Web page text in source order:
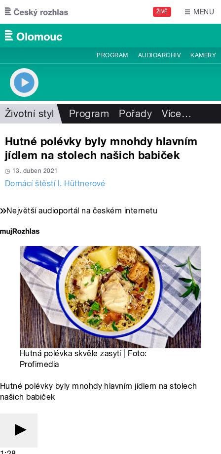
Přejít k hlavnímu obsahu
ŽIVĚ MENU
PROGRAM AUDIOARCHIV KAMERY
Životní styl Program Pořady Více…
Hutné polévky byly mnohdy hlavním
jídlem na stolech našich babiček
13. duben 2021
Domácí štěstí I. Hüttnerové
Největší audioportál na českém internetu
Hutná polévka skvěle zasytí | Foto:
Profimedia
Hutné polévky byly mnohdy hlavním jídlem na stolech
našich babiček